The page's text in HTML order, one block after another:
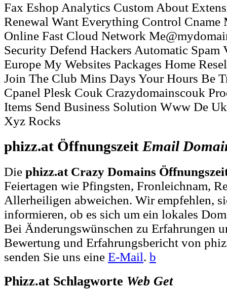
Fax Eshop Analytics Custom About
Renewal Want Everything Control Cname
Online Fast Cloud Network
Security Defend Hackers Automatic Spam
Europe My Websites Packages Home
Join The Club Mins Days Your Hours Be
Cpanel Plesk Couk Crazydomainscouk
Items Send Business Solution Www De
Xyz Rocks
phizz.at ÖffnungszeitEmail
Die phizz.at Crazy Domains
Feiertagen wie Pfingsten, Fronleichnam,
Allerheiligen abweichen. Wir empfehlen,
informieren, ob es sich um ein lokales
Bei Änderungswünschen zu Erfahrungen
Bewertung und Erfahrungsbericht von
senden Sie uns eine E-Mail. b
Phizz.at Schlagworte Web Get